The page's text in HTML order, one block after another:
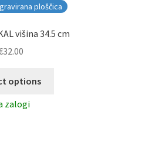
ploščica
višina 34.5 cm
32.00
options
zalogi